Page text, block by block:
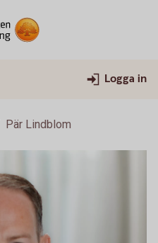
Logga in
Pär Lindblom